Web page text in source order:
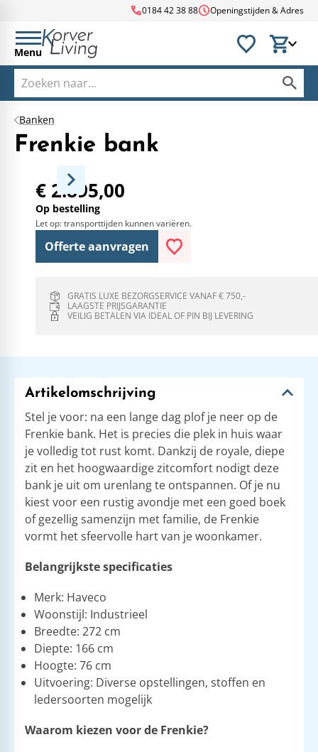
call0184 42 38 88scheduleOpeningstijden & Adres
Menu
Banken
Frenkie bank
€ 2.895,00
Op bestelling
Let op: transporttijden kunnen variëren.
Offerte aanvragen
GRATIS LUXE BEZORGSERVICE VANAF € 750,-
LAAGSTE PRIJSGARANTIE
VEILIG BETALEN VIA IDEAL OF PIN BIJ LEVERING
Artikelomschrijving
Stel je voor: na een lange dag plof je neer op de
Frenkie bank. Het is precies die plek in huis waar
je volledig tot rust komt. Dankzij de royale, diepe
zit en het hoogwaardige zitcomfort nodigt deze
bank je uit om urenlang te ontspannen. Of je nu
kiest voor een rustig avondje met een goed boek
of gezellig samenzijn met familie, de Frenkie
vormt het sfeervolle hart van je woonkamer.
Belangrijkste specificaties
Merk: Haveco
Woonstijl: Industrieel
Breedte: 272 cm
Diepte: 166 cm
Hoogte: 76 cm
Uitvoering: Diverse opstellingen, stoffen en
ledersoorten mogelijk
Waarom kiezen voor de Frenkie?